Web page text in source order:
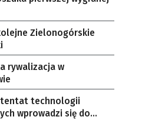
Zielonogórskie
rywalizacja w
technologii
wprowadzi się do